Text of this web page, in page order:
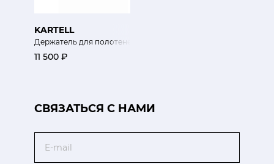
KARTELL
Держатель для полотенец Рельс
11 500 ₽
CВЯЗАТЬСЯ С НАМИ